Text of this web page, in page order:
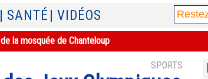
| SANTÉ | VIDÉOS
la mosquée de Chanteloup
SPORTS